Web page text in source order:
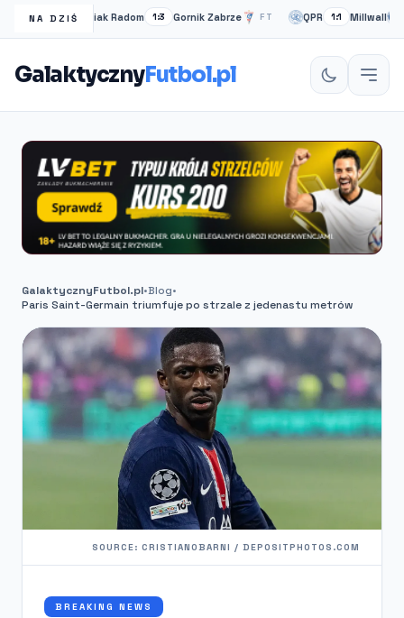
NA DZIŚ
Radomiak Radom 1:3 Gornik Zabrze FT QPR 1:1 Millwall
GalaktycznyFutbol.pl
GalaktycznyFutbol.pl•Blog•
Paris Saint-Germain triumfuje po strzale z jedenastu metrów
SOURCE: CRISTIANOBARNI / DEPOSITPHOTOS.COM
BREAKING NEWS